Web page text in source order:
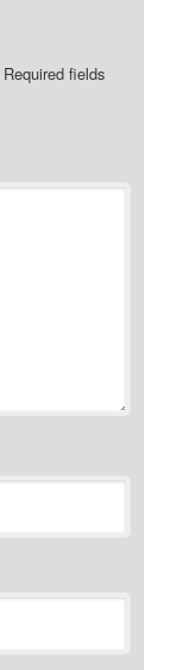
Required fields